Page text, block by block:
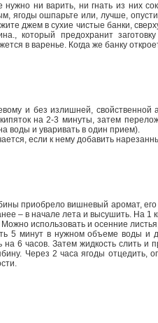
нужно ни варить, ни гнать из них
ягоды ошпарьте или, лучше,
джем в сухие чистые банки,
который предохранит
в варенье. Когда же банку
и без излишней, свойственной
на 2-3 минуты, затем
воды и уваривать в один прием).
если к нему добавить
приобрело вишневый аромат,
– в начале лета и высушить. На
Можно использовать и осенние
5 минут в нужном объеме воды и
6 часов. Затем жидкость слить и
Через 2 часа ягоды отцедить,